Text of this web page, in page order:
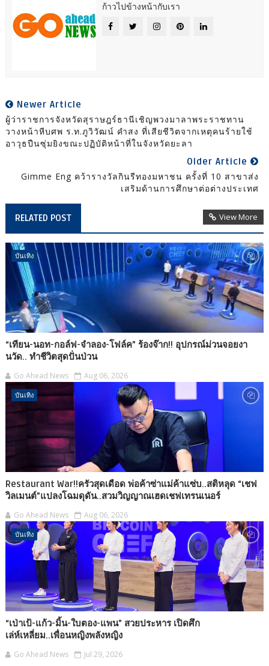
ก้าวไปข้างหน้ากับเรา
Newer Article
ผู้ว่าราชการจังหวัดสุราษฎร์ธานีเชิญพวงมาลาพระราชทาน
วางหน้าหีบศพ ร.ท.ภูวิวัฒน์ คำสง ที่เสียชีวิตจากเหตุคนร้ายใช้
อาวุธปืนซุ่มยิงขณะปฏิบัติหน้าที่ในจังหวัดยะลา
Older Article
Gimme Eng คว้ารางวัลกินรีทองมหาชน ครั้งที่ 10 สาขาส่ง
เสริมด้านการศึกษาต่อต่างประเทศ
RELATED POST View More
บันเทิง
“เทียน-นอท-กอล์ฟ-จำลอง-โฟล์ค” ร้องจ๊าก!! อุปกรณ์ม่วนจอยงา
นวัด.. ทำชีวิตสุดปั่นป่วน
Go Ahead News Aug 06, 2026
บันเทิง
Restaurant War!!ครัวสุดเดือด พ่อค้าซ่าแม่ค้าแซ่บ..สติหลุด “เชฟ
วิลเมนต์”แปลงโฉมดุดัน..สวมวิญญาณเฮดเชฟเทรนเนอร์
Go Ahead News Aug 06, 2026
บันเทิง
“เป่าเป้-แก้ว-มิ้น-ใบตอง-แพน” สวยประหาร เปิดศึก
เล่ห์เหลี่ยม..เพื่อนหญิงพลังหญิง
Go Ahead News Jul 29, 2026